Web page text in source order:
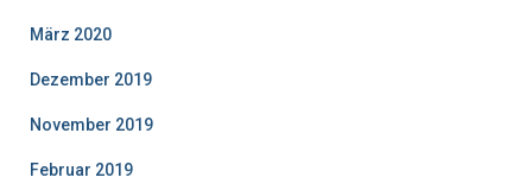
März 2020
Dezember 2019
November 2019
Februar 2019